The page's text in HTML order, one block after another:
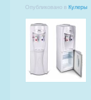
Опубликовано в Кулеры